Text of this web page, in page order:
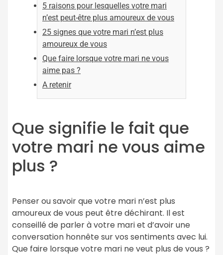
5 raisons pour lesquelles votre mari
n’est peut-être plus amoureux de vous
25 signes que votre mari n’est plus
amoureux de vous
Que faire lorsque votre mari ne vous
aime pas ?
A retenir
Que signifie le fait que
votre mari ne vous aime
plus ?
Penser ou savoir que votre mari n’est plus
amoureux de vous peut être déchirant. Il est
conseillé de parler à votre mari et d’avoir une
conversation honnête sur vos sentiments avec lui.
Que faire lorsque votre mari ne veut plus de vous ?